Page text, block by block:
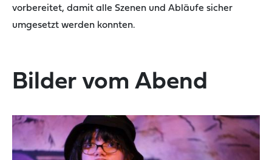
vorbereitet, damit alle Szenen und Abläufe sicher
umgesetzt werden konnten.
Bilder vom Abend